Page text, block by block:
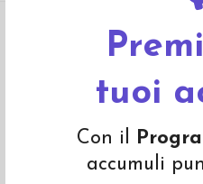
tuoi
Con il
accumuli